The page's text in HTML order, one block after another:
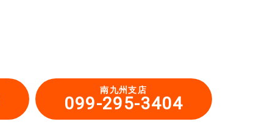
南九州支店
099-295-3404